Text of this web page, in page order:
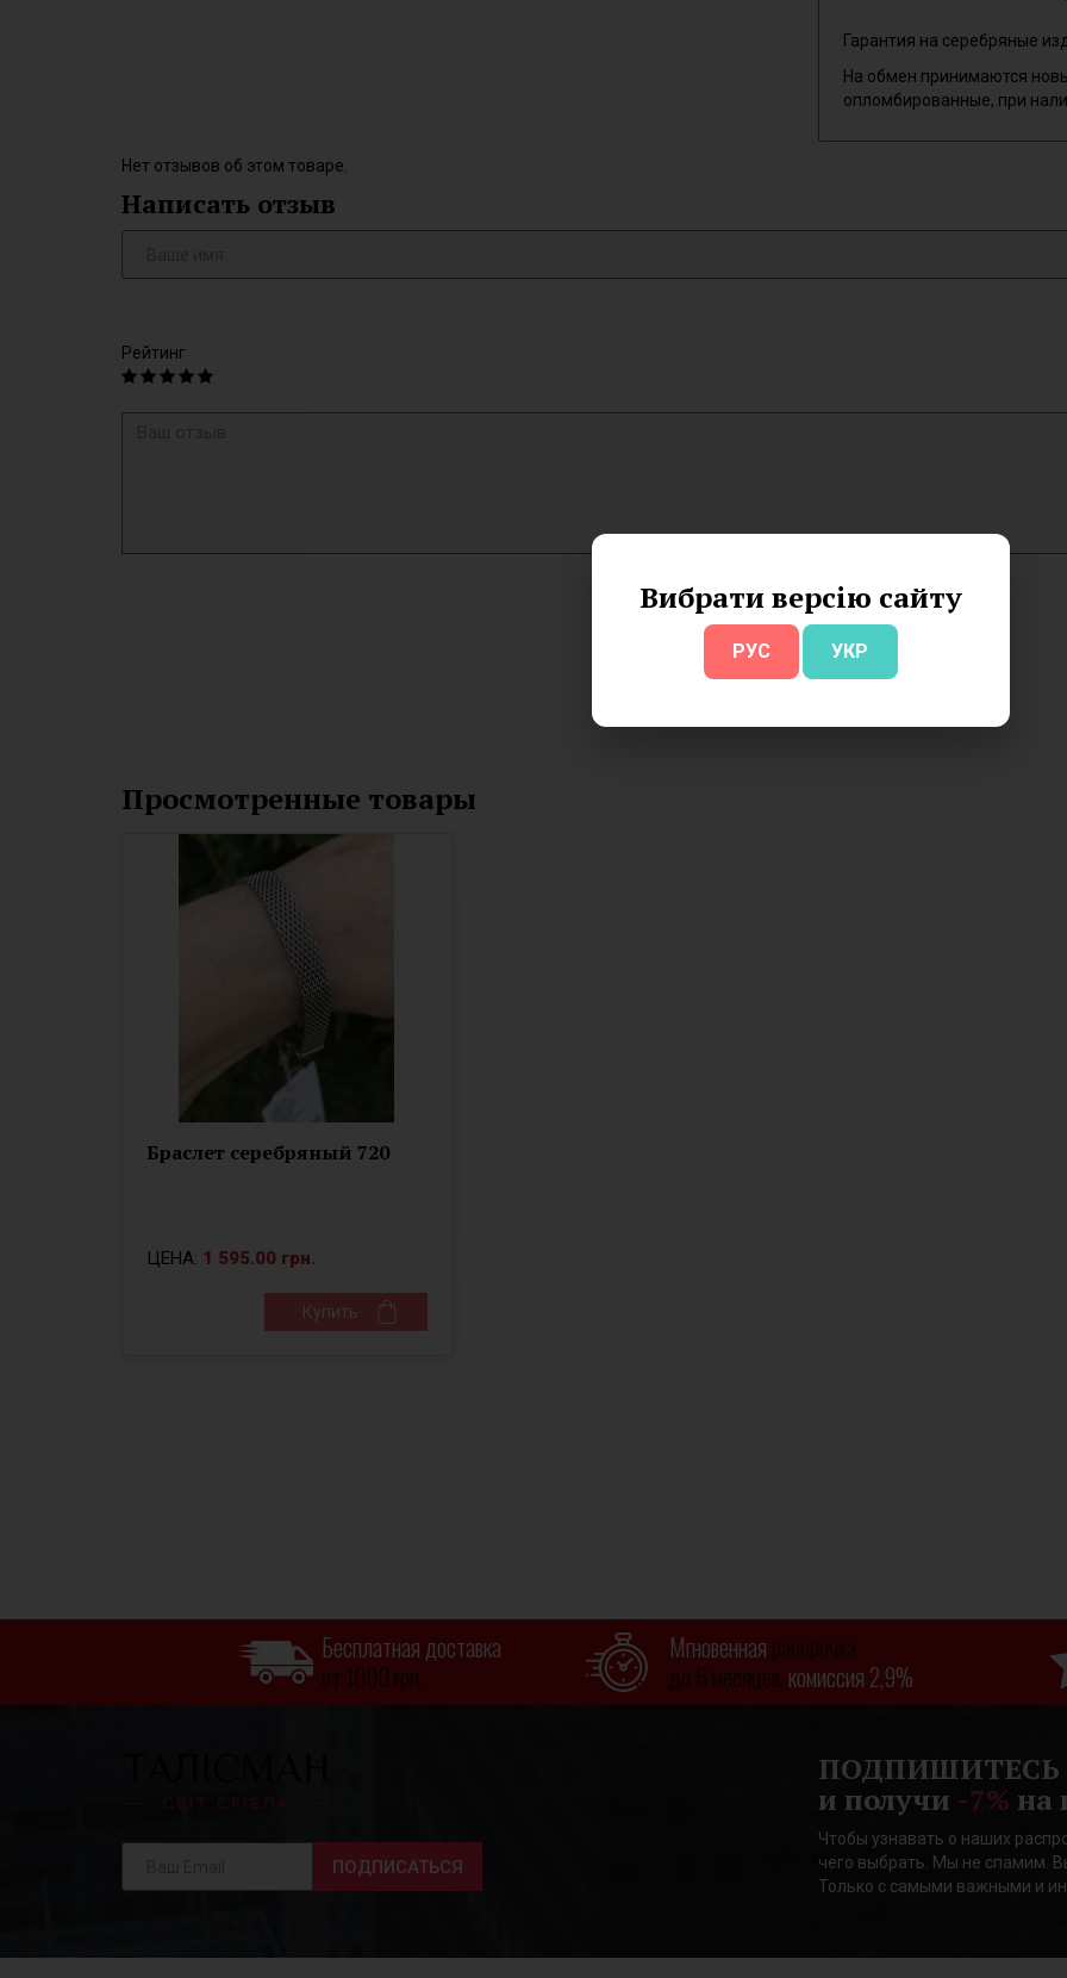
Вибрати версію сайту
РУС УКР
Гарантия на серебряные
На обмен принимаются
опломбированные, при
Нет отзывов об этом товаре.
Написать отзыв
Рейтинг
Просмотренные товары
Браслет серебряный 720
ЦЕНА: 1 595.00 грн.
Купить
Бесплатная доставка
от 1000 грн.
Мгновенная рассрочка
до 6 месяцев, комиссия 2,9%
ПОДПИСАТЬСЯ
ПОДПИШИТЕСЬ
и получи -7% на
Чтобы узнавать о наших
чего выбрать. Мы не спамим.
Только с самыми важными и